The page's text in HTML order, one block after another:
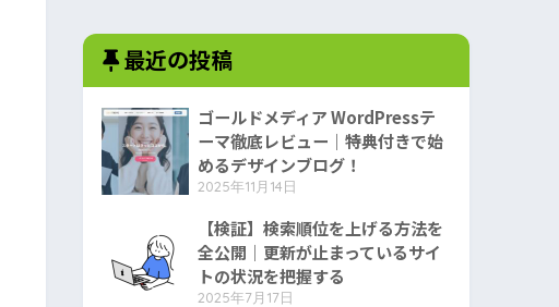
最近の投稿
ゴールドメディア WordPressテ
ーマ徹底レビュー｜特典付きで始
めるデザインブログ！
2025年11月14日
【検証】検索順位を上げる方法を
全公開｜更新が止まっているサイ
トの状況を把握する
2025年7月17日